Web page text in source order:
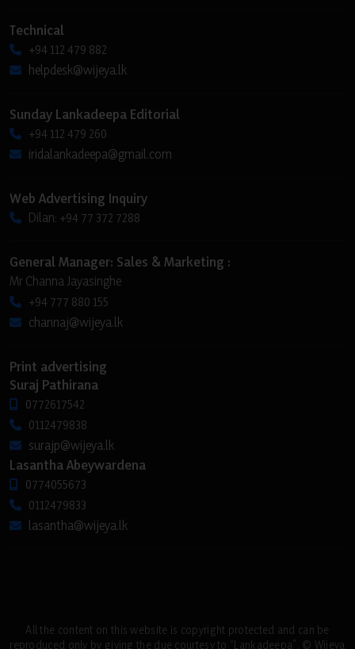
Technical
+94 112 479 882
helpdesk@wijeya.lk
Sunday Lankadeepa Editorial
+94 112 479 260
iridalankadeepa@gmail.com
Web Advertising Inquiry
Dilan: +94 77 372 7288
General Manager: Sales & Marketing :
Mr Channa Jayasinghe
+94 777 880 155
channaj@wijeya.lk
Print advertising
Suraj Pathirana
0772617542
0112479838
surajp@wijeya.lk
Lasantha Abeywardena
0774055673
0112479833
lasantha@wijeya.lk
All the content on this website is copyright protected and can be
reproduced only by giving the due courtesy to “Lankadeepa”. © Wijeya